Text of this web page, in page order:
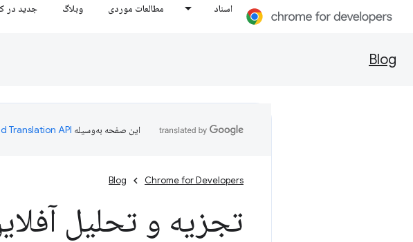
اسناد مطالعات موردی وبلاگ جدید در
Blog
این صفحه به‌وسیله
Chrome for Developers
Blog
تجزیه و تحلیل